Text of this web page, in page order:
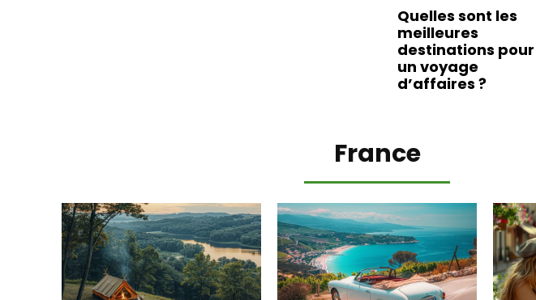
Quelles sont les
meilleures
destinations pour
un voyage
d’affaires ?
France